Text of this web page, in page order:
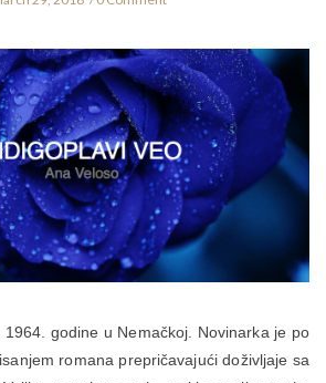
godine u Nemačkoj. Novinarka je po
romana prepričavajući doživljaje sa